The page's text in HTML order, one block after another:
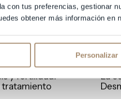
con tus preferencias, gestionar
obtener más información en
Personalizar
y fertilidad:
tratamiento
Dr. Adolfo
La